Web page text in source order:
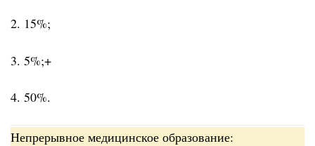
2. 15%;
3. 5%;+
4. 50%.
Непрерывное медицинское образование: